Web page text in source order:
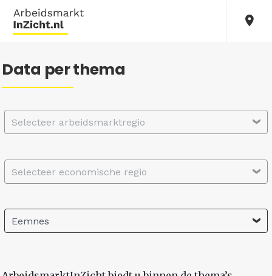
Data per thema
Selecteer arbeidsmarktregio
Selecteer economische regio
Eemnes